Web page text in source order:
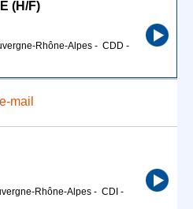
(H/F)
Rhône-Alpes - CDD -
mail
Rhône-Alpes - CDI -